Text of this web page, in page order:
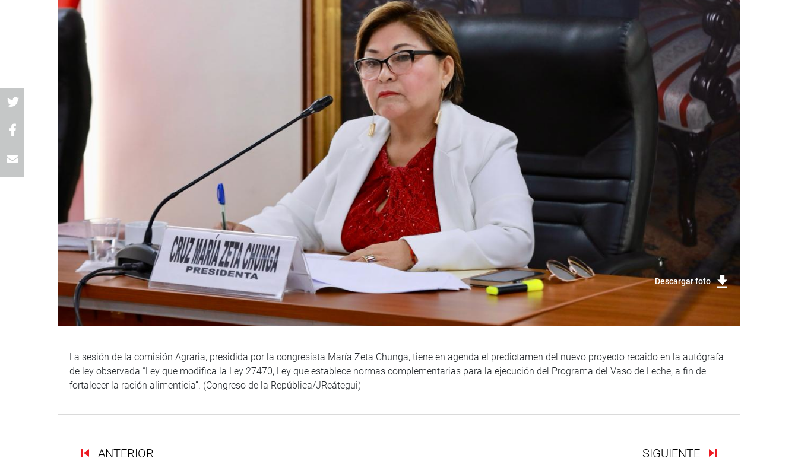
Descargar foto
La sesión de la comisión Agraria, presidida por la congresista María Zeta Chunga, tiene en agenda el predictamen del nuevo proyecto recaido en la autógrafa
de ley observada “Ley que modifica la Ley 27470, Ley que establece normas complementarias para la ejecución del Programa del Vaso de Leche, a fin de
fortalecer la ración alimenticia”. (Congreso de la República/JReátegui)
ANTERIOR SIGUIENTE